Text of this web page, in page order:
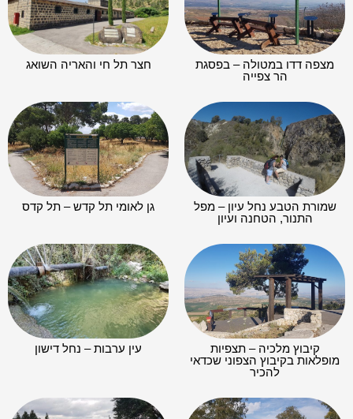
מצפה דדו במטולה – בפסגת
הר צפייה
חצר תל חי והאריה השואג
שמורת הטבע נחל עיון – מפל
התנור, הטחנה ועיון
גן לאומי תל קדש – תל קדס
קיבוץ מלכיה – תצפיות
מופלאות בקיבוץ הצפוני שכדאי
להכיר
עין ערבות – נחל דישון